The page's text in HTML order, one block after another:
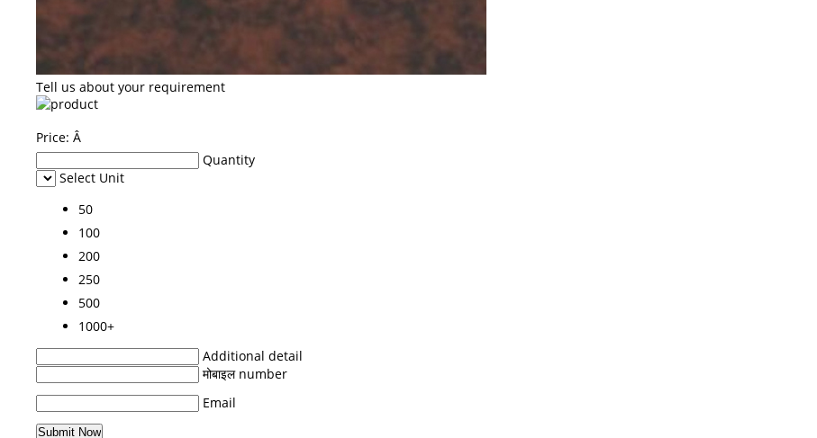
Tell us about your requirement
Price: Â
Quantity
Select Unit
50
100
200
250
500
1000+
Additional detail
मोबाइल number
Email